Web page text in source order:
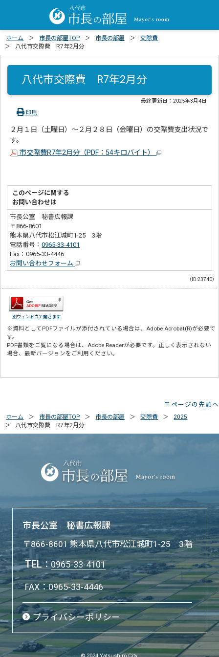
ホーム 市長の部屋TOP 市長の部屋
交際費
八代市交際費 R7年2月分
八代市交際費 R7年2月分
最終更新日： 2025年3月4日
印刷
２月１日（土曜日）～２月２８日（金曜日）の交際費支出状況で
す。
市交際費R7年2月分（PDF：54キロバイト）
このページに関する
お問い合わせは
市長公室 秘書広報課
〒866-8601
熊本県八代市松江城町1-25 3階
電話番号：0965-33-4101
Fax：0965-33-4446
お問い合わせフォーム
（ID:23740）
別ウィンドウで開きます
※資料としてPDFファイルが添付されている場合は、 Adobe Acrobat(R)が必要で
す。
PDF書類をご覧になる場合は、 Adobe Readerが必要です。正しく表示されない
場合、最新バージョンをご利用ください。
ページの先頭へ
ホーム 市長の部屋TOP 市長の部屋 交際費
2025
八代市交際費 R7年2月分
市長公室 秘書広報課
〒866-8601 熊本県八代市松江城町1-25 3階
TEL：0965-33-4101
FAX：0965-33-4446
プライバシーポリシー